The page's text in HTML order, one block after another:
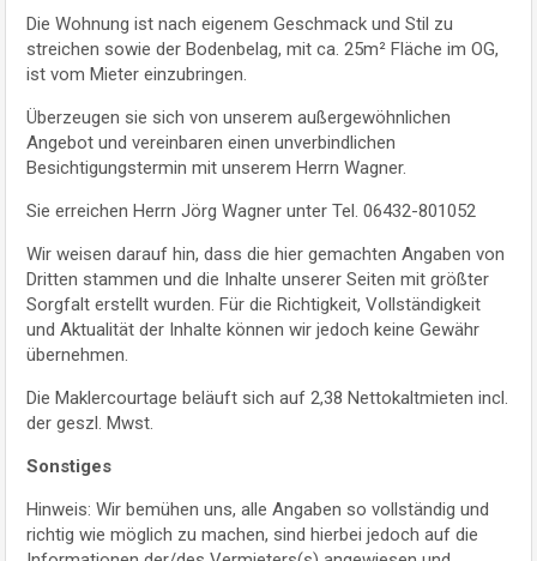
Die Wohnung ist nach eigenem Geschmack und Stil zu
streichen sowie der Bodenbelag, mit ca. 25m² Fläche im OG,
ist vom Mieter einzubringen.
Überzeugen sie sich von unserem außergewöhnlichen
Angebot und vereinbaren einen unverbindlichen
Besichtigungstermin mit unserem Herrn Wagner.
Sie erreichen Herrn Jörg Wagner unter Tel. 06432-801052
Wir weisen darauf hin, dass die hier gemachten Angaben von
Dritten stammen und die Inhalte unserer Seiten mit größter
Sorgfalt erstellt wurden. Für die Richtigkeit, Vollständigkeit
und Aktualität der Inhalte können wir jedoch keine Gewähr
übernehmen.
Die Maklercourtage beläuft sich auf 2,38 Nettokaltmieten incl.
der geszl. Mwst.
Sonstiges
Hinweis: Wir bemühen uns, alle Angaben so vollständig und
richtig wie möglich zu machen, sind hierbei jedoch auf die